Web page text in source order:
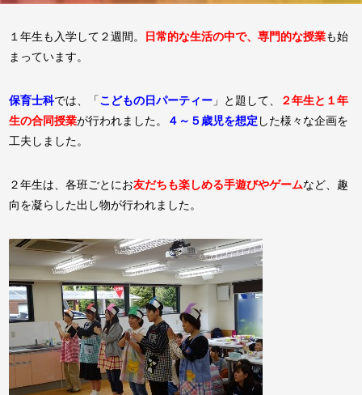
１年生も入学して２週間。 日常的な生活の中で、専門的な授業も始
まっています。
保育士科では、「こどもの日パーティー 」と題して、
２年生と１年
生の合同授業が行われました。 ４～５歳児を想定 した様々な企画を
工夫しました。
２年生は、各班ごとにお友だちも楽しめる手遊びやゲームなど、趣
向を凝らした出し物が行われました。